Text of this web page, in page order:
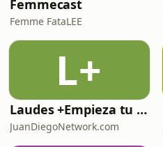
Femmecast
Femme FataLEE
L+
Laudes +Empieza tu día en oración junto con toda la Iglesia+
JuanDiegoNetwork.com